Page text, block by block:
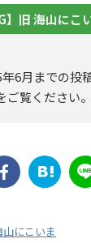
】旧 海山にこ
6月までの投
ご覧ください。
山にこいま